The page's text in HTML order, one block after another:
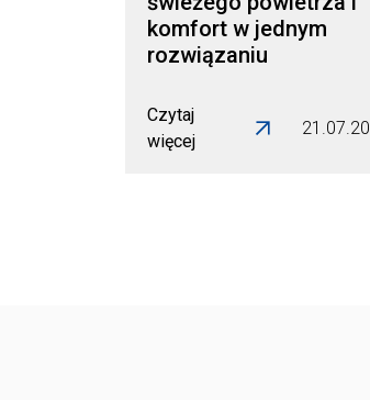
komfort w jednym
rozwiązaniu
Czytaj
więcej